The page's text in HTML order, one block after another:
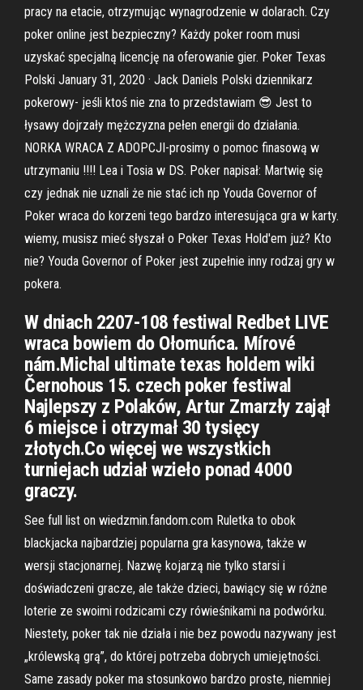
pracy na etacie, otrzymując wynagrodzenie w dolarach. Czy
poker online jest bezpieczny? Każdy poker room musi
uzyskać specjalną licencję na oferowanie gier. Poker Texas
Polski January 31, 2020 · Jack Daniels Polski dziennikarz
pokerowy- jeśli ktoś nie zna to przedstawiam 😎 Jest to
łysawy dojrzały mężczyzna pełen energii do działania.
NORKA WRACA Z ADOPCJI-prosimy o pomoc finasową w
utrzymaniu !!!! Lea i Tosia w DS. Poker napisał: Martwię się
czy jednak nie uznali że nie stać ich np Youda Governor of
Poker wraca do korzeni tego bardzo interesująca gra w karty.
wiemy, musisz mieć słyszał o Poker Texas Hold'em już? Kto
nie? Youda Governor of Poker jest zupełnie inny rodzaj gry w
pokera.
W dniach 2207-108 festiwal Redbet LIVE
wraca bowiem do Ołomuńca. Mírové
nám.Michal ultimate texas holdem wiki
Černohous 15. czech poker festiwal
Najlepszy z Polaków, Artur Zmarzły zajął
6 miejsce i otrzymał 30 tysięcy
złotych.Co więcej we wszystkich
turniejach udział wzieło ponad 4000
graczy.
See full list on wiedzmin.fandom.com Ruletka to obok
blackjacka najbardziej popularna gra kasynowa, także w
wersji stacjonarnej. Nazwę kojarzą nie tylko starsi i
doświadczeni gracze, ale także dzieci, bawiący się w różne
loterie ze swoimi rodzicami czy rówieśnikami na podwórku.
Niestety, poker tak nie działa i nie bez powodu nazywany jest
„królewską grą”, do której potrzeba dobrych umiejętności.
Same zasady poker ma stosunkowo bardzo proste, niemniej